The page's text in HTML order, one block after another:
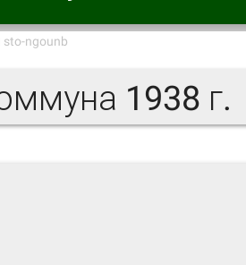
sto-ngounb
1938 г.